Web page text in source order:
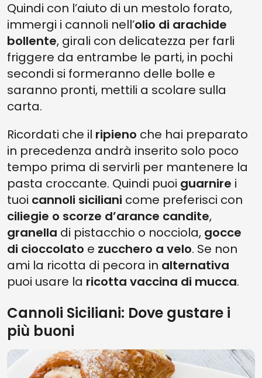
Quindi con l’aiuto di un mestolo forato,
immergi i cannoli nell’olio di arachide
bollente, girali con delicatezza per farli
friggere da entrambe le parti, in pochi
secondi si formeranno delle bolle e
saranno pronti, mettili a scolare sulla
carta.
Ricordati che il ripieno che hai preparato
in precedenza andrà inserito solo poco
tempo prima di servirli per mantenere la
pasta croccante. Quindi puoi guarnire i
tuoi cannoli siciliani come preferisci con
ciliegie o scorze d’arance candite,
granella di pistacchio o nocciola, gocce
di cioccolato e zucchero a velo. Se non
ami la ricotta di pecora in alternativa
puoi usare la ricotta vaccina di mucca.
Cannoli Siciliani: Dove gustare i
più buoni